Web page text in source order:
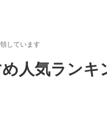
人気ラン